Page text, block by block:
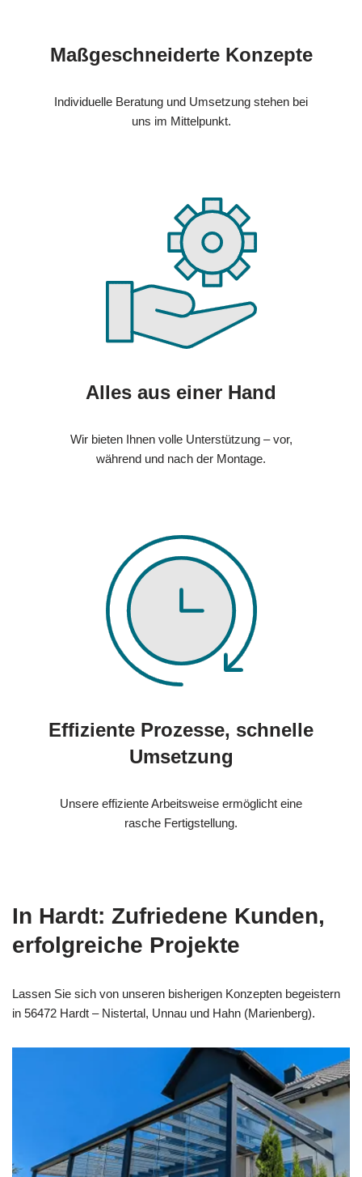
Maßgeschneiderte Konzepte
Individuelle Beratung und Umsetzung stehen bei
uns im Mittelpunkt.
Alles aus einer Hand
Wir bieten Ihnen volle Unterstützung – vor,
während und nach der Montage.
Effiziente Prozesse, schnelle
Umsetzung
Unsere effiziente Arbeitsweise ermöglicht eine
rasche Fertigstellung.
In Hardt: Zufriedene Kunden,
erfolgreiche Projekte
Lassen Sie sich von unseren bisherigen Konzepten begeistern
in 56472 Hardt – Nistertal, Unnau und Hahn (Marienberg).